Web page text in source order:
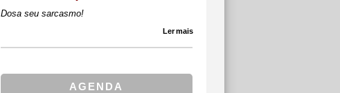
Dosa seu sarcasmo!
Ler mais
AGENDA